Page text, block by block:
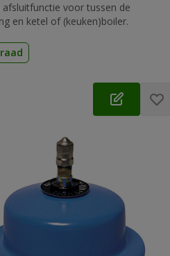
afsluitfunctie voor tussen de
en ketel of (keuken)boiler.